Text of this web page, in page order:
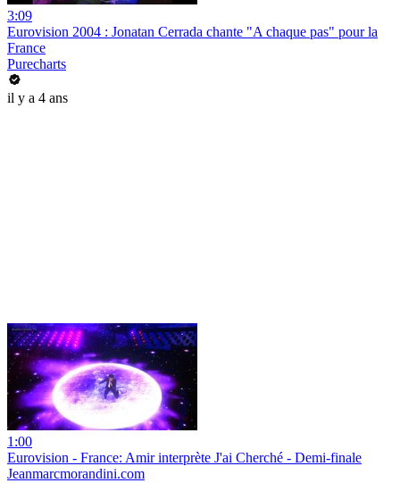
3:09
Eurovision 2004 : Jonatan Cerrada chante "A chaque pas" pour la
France
Purecharts
il y a 4 ans
1:00
Eurovision - France: Amir interprète J'ai Cherché - Demi-finale
Jeanmarcmorandini.com